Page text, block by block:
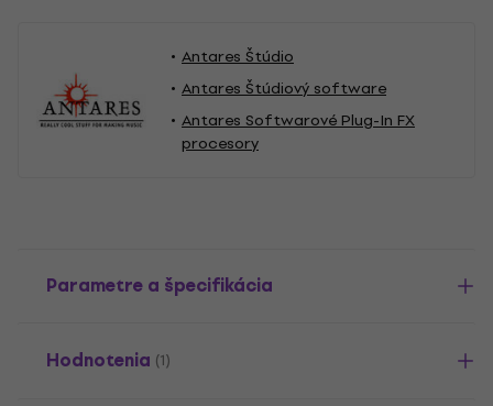
Antares Štúdio
Antares Štúdiový software
Antares Softwarové Plug-In FX
procesory
Parametre a špecifikácia
Hodnotenia (1)